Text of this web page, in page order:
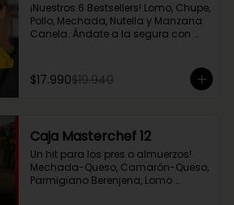
¡Nuestros 6 Bestsellers! Lomo, Chupe,
Pollo, Mechada, Nutella y Manzana
Canela. Ándate a la segura con
Cami y del público 🔥
Lomo Saltado, Mechada Queso,
Canela. Perfecto para compartir
entre 2 o 3!
$17.990$19.940
Caja Masterchef 12
Un hit para los pres o almuerzos!
Mechada-Queso, Camarón-Queso,
Parmigiano Berenjena, Lomo